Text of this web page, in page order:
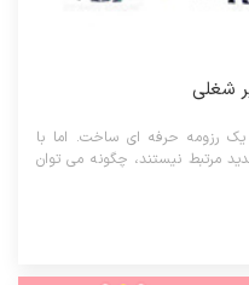
شغلی
رزومه حرفه ای ساخت. اما با
مرتبط نیستند، چگونه می توان